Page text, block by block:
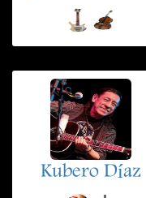
Kubero Díaz